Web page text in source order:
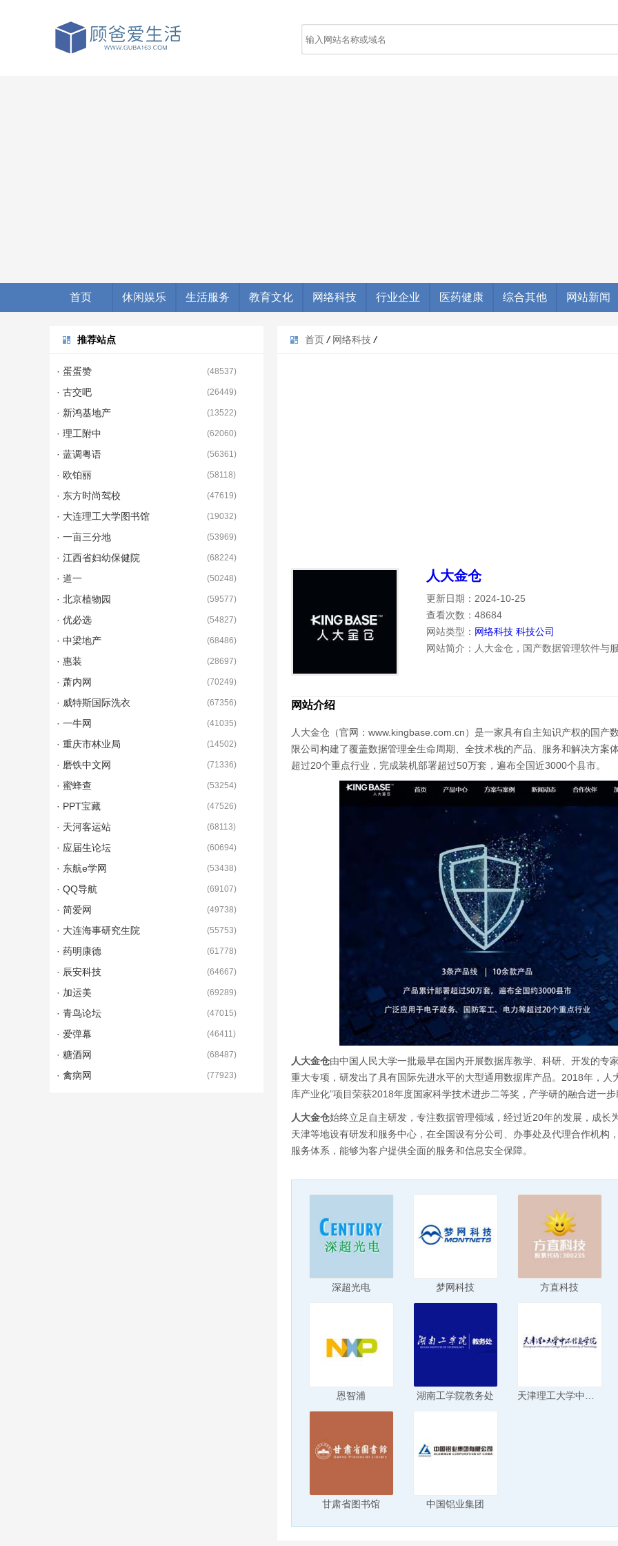
首页 休闲娱乐 生活服务 教育文化 网络科技 行业企业 医药健康 综合其他 网站新闻
首页 / 网络科技 /
人大金仓
更新日期：2024-10-25
查看次数：48684
网站类型： 网络科技 科技公司
网站简介：人大金仓，国产数据管理软件与
网站介绍
人大金仓（官网：www.kingbase.com.cn）是一家具有自主知识产权的国
限公司构建了覆盖数据管理全生命周期、全技术栈的产品、服务和解决方
超过20个重点行业，完成装机部署超过50万套，遍布全国近3000个县市。
人大金仓由中国人民大学一批最早在国内开展数据库教学、科研、开发的专
重大专项，研发出了具有国际先进水平的大型通用数据库产品。2018年，
库产业化”项目荣获2018年度国家科学技术进步二等奖，产学研的融合进一
人大金仓始终立足自主研发，专注数据管理领域，经过近20年的发展，成
天津等地设有研发和服务中心，在全国设有分公司、办事处及代理合作机
服务体系，能够为客户提供全面的服务和信息安全保障。
深超光电 梦网科技 方直科技
恩智浦 湖南工学院教务处
甘肃省图书馆 中国铝业集团
推荐站点
· 蛋蛋赞 (48537)
· 古交吧 (26449)
· 新鸿基地产 (13522)
· 理工附中 (62060)
· 蓝调粤语 (56361)
· 欧铂丽 (58118)
· 东方时尚驾校 (47619)
· 大连理工大学图书馆 (19032)
· 一亩三分地 (53969)
· 江西省妇幼保健院 (68224)
· 道一 (50248)
· 北京植物园 (59577)
· 优必选 (54827)
· 中梁地产 (68486)
· 惠装 (28697)
· 萧内网 (70249)
· 威特斯国际洗衣 (67356)
· 一牛网 (41035)
· 重庆市林业局 (14502)
· 磨铁中文网 (71336)
· 蜜蜂查 (53254)
· PPT宝藏 (47526)
· 天河客运站 (68113)
· 应届生论坛 (60694)
· 东航e学网 (53438)
· QQ导航 (69107)
· 简爱网 (49738)
· 大连海事研究生院 (55753)
· 药明康德 (61778)
· 辰安科技 (64667)
· 加运美 (69289)
· 青鸟论坛 (47015)
· 爱弹幕 (46411)
· 糖酒网 (68487)
· 禽病网 (77923)